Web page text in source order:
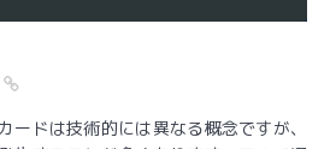
ードは技術的には異なる概念ですが、